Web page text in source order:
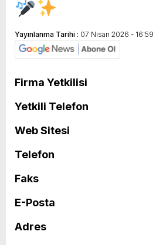
Yayınlanma Tarihi : 07 Nisan 2026 - 16:59
Firma Yetkilisi
Yetkili Telefon
Web Sitesi
Telefon
Faks
E-Posta
Adres